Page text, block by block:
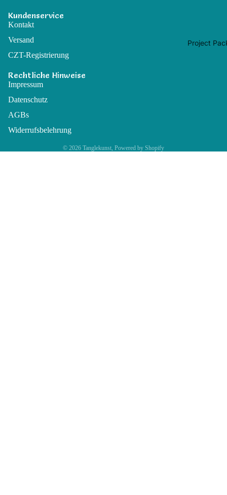
Project
Kundenservice
Kontakt
Versand
CZT-Registrierung
Rechtliche Hinweise
Impressum
Datenschutz
AGBs
Widerrufsbelehrung
© 2026 Tanglekunst, Powered by Shopify